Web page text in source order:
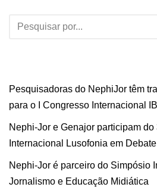
Pesquisadoras do NephiJor têm
para o I Congresso Internacional
Nephi-Jor e Genajor participam do
Internacional Lusofonia em Debate
Nephi-Jor é parceiro do Simpósio
Jornalismo e Educação Midiática